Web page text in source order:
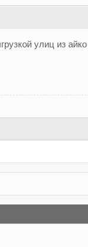
улиц из